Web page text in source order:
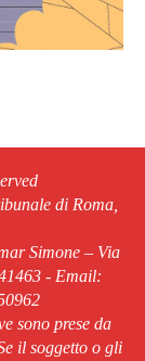
di Roma,
Simone – Via
- Email:
sono prese da
il soggetto o gli